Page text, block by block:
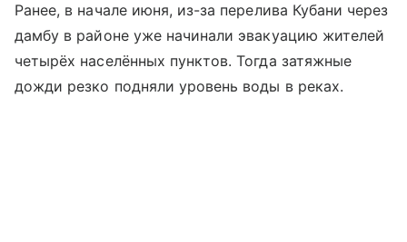
Ранее, в начале июня, из-за перелива Кубани через
дамбу в районе уже начинали эвакуацию жителей
четырёх населённых пунктов. Тогда затяжные
дожди резко подняли уровень воды в реках.